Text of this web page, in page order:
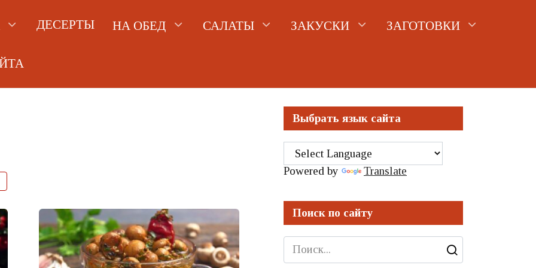
ДЕСЕРТЫ НА ОБЕД САЛАТЫ ЗАКУСКИ ЗАГОТОВКИ
Выбрать язык сайта
Powered by Translate
Поиск по сайту
Search
for: